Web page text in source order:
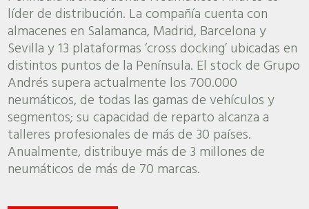
líder de distribución. La compañía cuenta con
almacenes en Salamanca, Madrid, Barcelona y
Sevilla y 13 plataformas ‘cross docking’ ubicadas en
distintos puntos de la Península. El stock de Grupo
Andrés supera actualmente los 700.000
neumáticos, de todas las gamas de vehículos y
segmentos; su capacidad de reparto alcanza a
talleres profesionales de más de 30 países.
Anualmente, distribuye más de 3 millones de
neumáticos de más de 70 marcas.